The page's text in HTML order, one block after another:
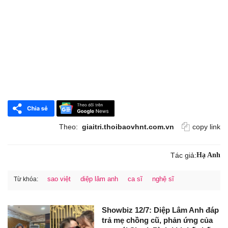
Theo: giaitri.thoibaovhnt.com.vn copy link
Tác giả:Hạ Anh
Từ khóa: sao việt diệp lâm anh ca sĩ nghệ sĩ
Showbiz 12/7: Diệp Lâm Anh đáp
trả mẹ chồng cũ, phản ứng của